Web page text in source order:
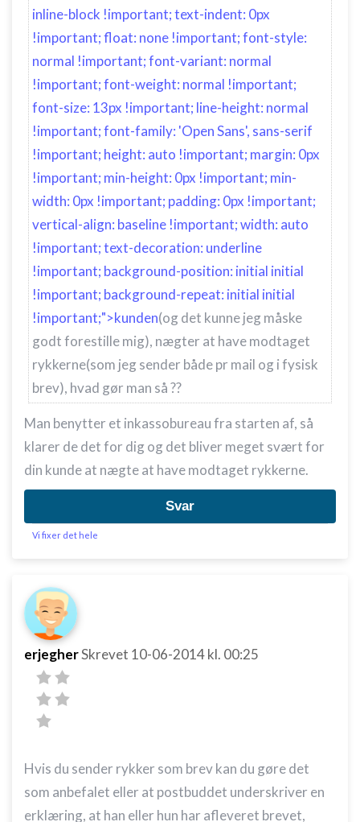
inline-block !important; text-indent: 0px
!important; float: none !important; font-style:
normal !important; font-variant: normal
!important; font-weight: normal !important;
font-size: 13px !important; line-height: normal
!important; font-family: 'Open Sans', sans-serif
!important; height: auto !important; margin: 0px
!important; min-height: 0px !important; min-
width: 0px !important; padding: 0px !important;
vertical-align: baseline !important; width: auto
!important; text-decoration: underline
!important; background-position: initial initial
!important; background-repeat: initial initial
!important;">kunden(og det kunne jeg måske
godt forestille mig), nægter at have modtaget
rykkerne(som jeg sender både pr mail og i fysisk
brev), hvad gør man så ??
Man benytter et inkassobureau fra starten af, så
klarer de det for dig og det bliver meget svært for
din kunde at nægte at have modtaget rykkerne.
Svar
Vi fixer det hele
erjegherSkrevet 10-06-2014kl. 00:25
Hvis du sender rykker som brev kan du gøre det
som anbefalet eller at postbuddet underskriver en
erklæring, at han eller hun har afleveret brevet,